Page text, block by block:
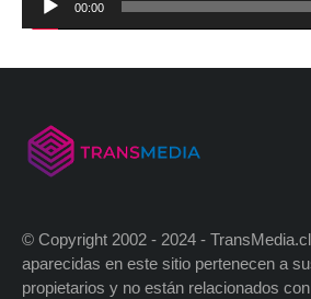
00:00
© Copyright 2002 - 2024 -
aparecidas en este sitio pertenecen a
propietarios y no están relacionados